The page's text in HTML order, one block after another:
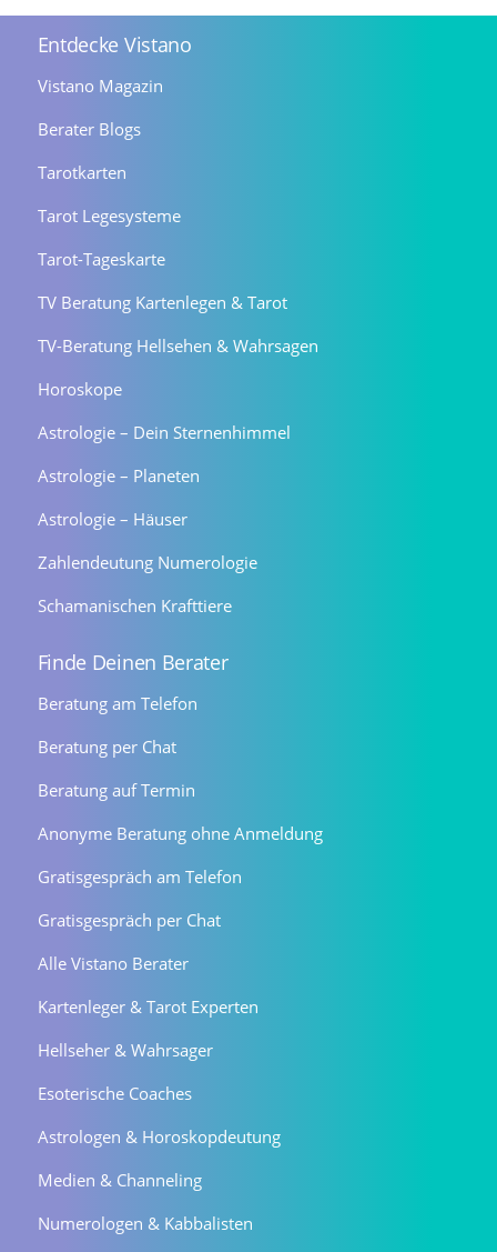
Entdecke Vistano
Vistano Magazin
Berater Blogs
Tarotkarten
Tarot Legesysteme
Tarot-Tageskarte
TV Beratung Kartenlegen & Tarot
TV-Beratung Hellsehen & Wahrsagen
Horoskope
Astrologie – Dein Sternenhimmel
Astrologie – Planeten
Astrologie – Häuser
Zahlendeutung Numerologie
Schamanischen Krafttiere
Finde Deinen Berater
Beratung am Telefon
Beratung per Chat
Beratung auf Termin
Anonyme Beratung ohne Anmeldung
Gratisgespräch am Telefon
Gratisgespräch per Chat
Alle Vistano Berater
Kartenleger & Tarot Experten
Hellseher & Wahrsager
Esoterische Coaches
Astrologen & Horoskopdeutung
Medien & Channeling
Numerologen & Kabbalisten